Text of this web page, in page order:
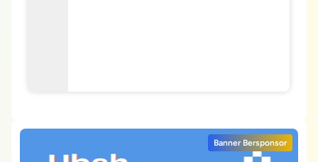
Banner Bersponsor